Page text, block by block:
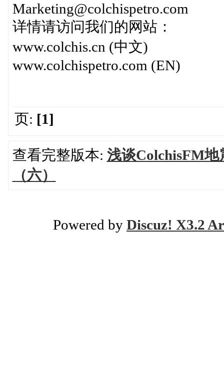
Marketing@colchispetro.com
详情请访问我们的网站：
www.colchis.cn (中文)
www.colchispetro.com (EN)
页: [1]
查看完整版本: 浅谈ColchisFM
（六）
Powered by Discuz! X3.2